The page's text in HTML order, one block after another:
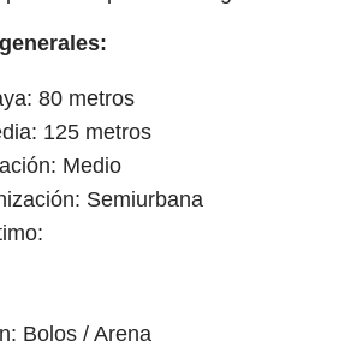
80 metros
125 metros
Medio
Semiurbana
Bolos / Arena